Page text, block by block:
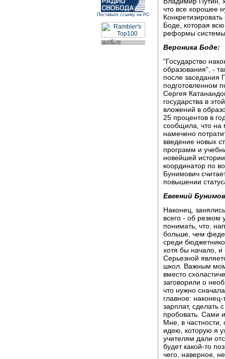
Поставьте ссылку на РС
что все хорошее
Боде, которая
реформы системы
Вероника Боде:
"Государство
образования", -
после заседания
подготовленном
Сергея
государства в
вложений в
25 процентов в
сообщила, что на
намечено
введение новых
программ и
новейшей
координатор по
Бунимович
повышении
Евгений
Наконец,
всего - об резком
понимать, что,
больше, чем
среди
хотя бы начало, и
Серьезной
школ. Важным
вместо
заговорили о
что нужно
главное:
зарплат, сделать
пробовать. Сами
Мне, в
идею, которую я
учителям дали
будет какой-то
чего, наверное,